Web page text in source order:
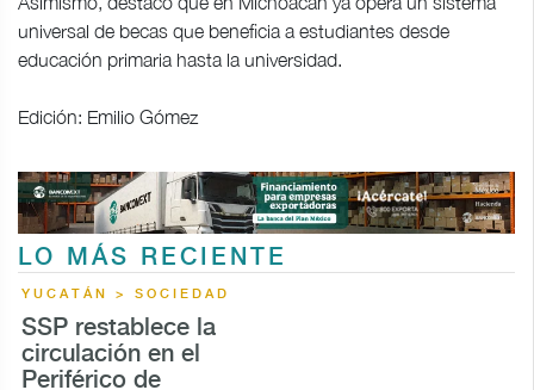
universal de becas que beneficia a estudiantes desde
educación primaria hasta la universidad.
Edición: Emilio Gómez
LO MÁS RECIENTE
YUCATÁN > SOCIEDAD
SSP restablece la
circulación en el
Periférico de